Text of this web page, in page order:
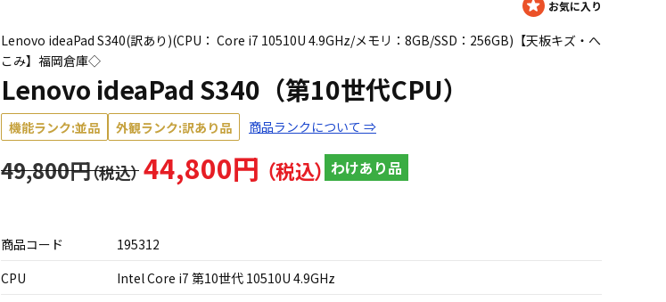
Lenovo ideaPad S340(訳あり)(CPU： Core i7 10510U 4.9GHz/メモリ：8GB/SSD：256GB)【天板キズ・へ
こみ】福岡倉庫◇
Lenovo ideaPad S340（第10世代CPU）
機能ランク:並品 外観ランク:訳あり品 商品ランクについて ⇒
44,800円 わけあり品
49,800円
商品コード
195312
CPU
Intel Core i7 第10世代 10510U 4.9GHz